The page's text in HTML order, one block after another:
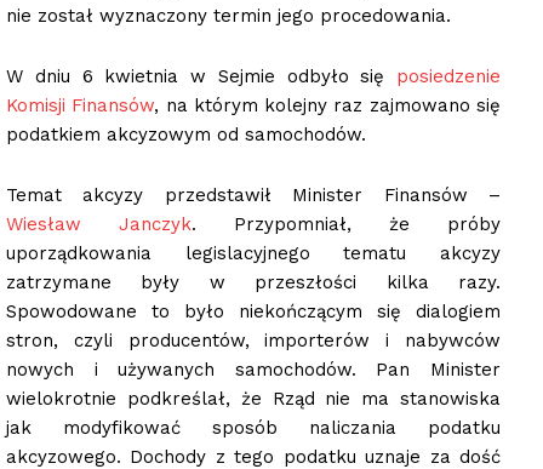
nie został wyznaczony termin jego procedowania.
W dniu 6 kwietnia w Sejmie odbyło się posiedzenie
Komisji Finansów, na którym kolejny raz zajmowano się
podatkiem akcyzowym od samochodów.
Temat akcyzy przedstawił Minister Finansów –
Wiesław Janczyk. Przypomniał, że próby
uporządkowania legislacyjnego tematu akcyzy
zatrzymane były w przeszłości kilka razy.
Spowodowane to było niekończącym się dialogiem
stron, czyli producentów, importerów i nabywców
nowych i używanych samochodów. Pan Minister
wielokrotnie podkreślał, że Rząd nie ma stanowiska
jak modyfikować sposób naliczania podatku
akcyzowego. Dochody z tego podatku uznaje za dość